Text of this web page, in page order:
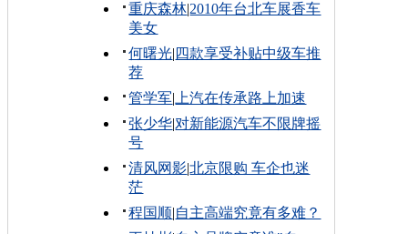
重庆森林|2010年台北车展香车
美女
何曙光| 四款享受补贴中级车推
荐
管学军| 上汽在传承路上加速
张少华|对新能源汽车不限牌摇
号
清风网影|北京限购 车企也迷
茫
程国顺|自主高端究竟有多难？